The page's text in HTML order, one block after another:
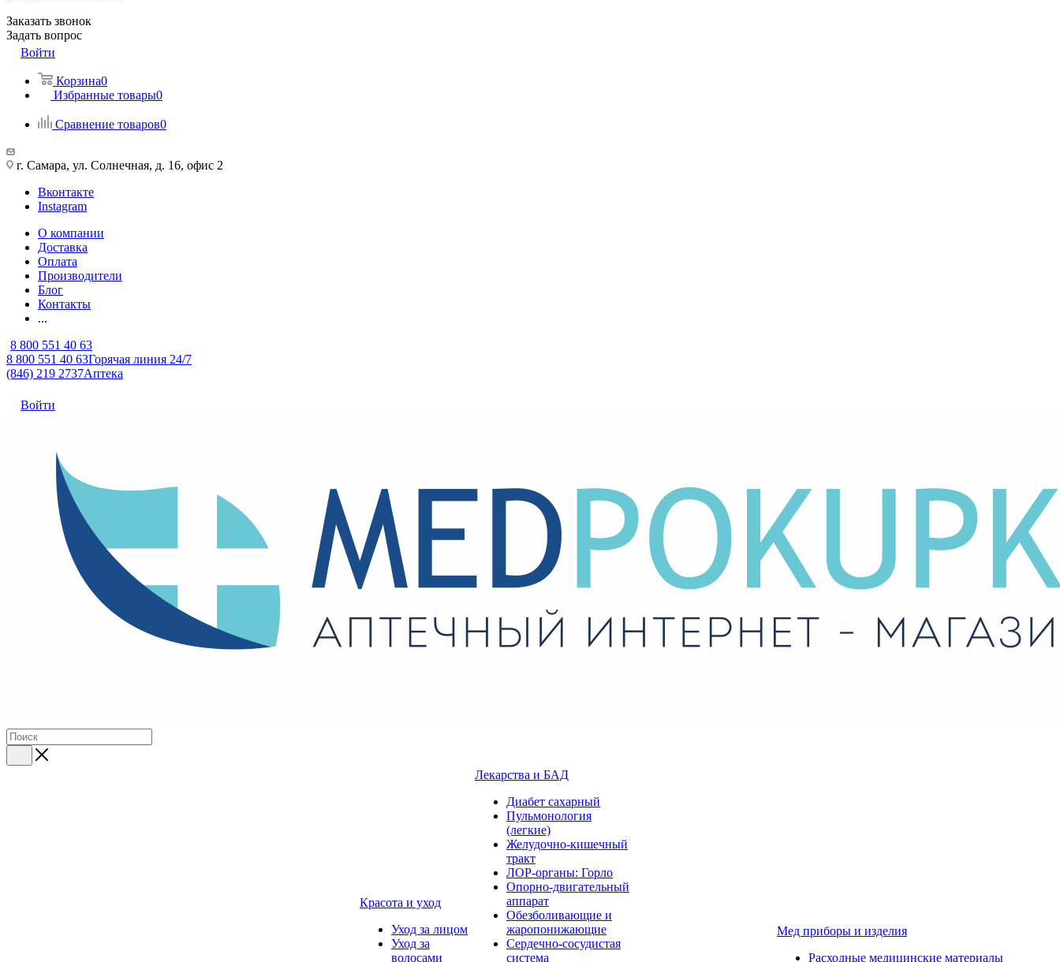
Заказать звонок
Задать вопрос
Войти
Корзина0
Избранные товары0
Сравнение товаров0
г. Самара, ул. Солнечная, д. 16, офис 2
Вконтакте
Instagram
О компании
Доставка
Оплата
Производители
Блог
Контакты
...
8 800 551 40 63
8 800 551 40 63Горячая линия 24/7
(846) 219 2737Аптека
Войти
Красота и уход
Уход за лицом
Уход за
волосами
Лекарства и БАД
Диабет сахарный
Пульмонология
(легкие)
Желудочно-кишечный
тракт
ЛОР-органы: Горло
Опорно-двигательный
аппарат
Обезболивающие и
жаропонижающие
Сердечно-сосудистая
система
Мед приборы и изделия
Расходные медицинские материалы